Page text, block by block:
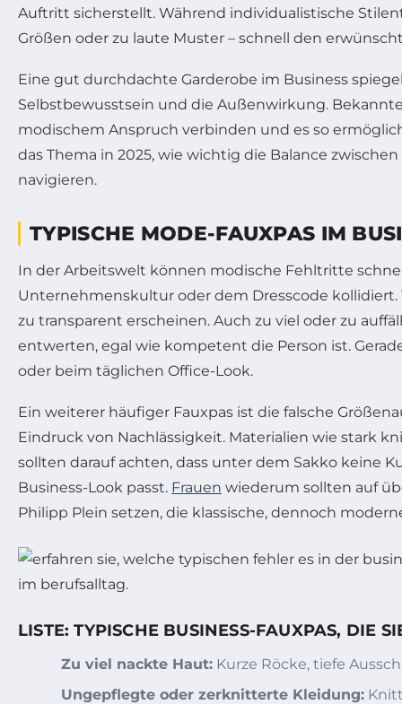
Auftritt sicherstellt. Während individualistische
Größen oder zu laute Muster – schnell den
Eine gut durchdachte Garderobe im Business
Selbstbewusstsein und die Außenwirkung.
modischem Anspruch verbinden und es so
das Thema in 2025, wie wichtig die Balance
navigieren.
TYPISCHE MODE-FAUXPAS IM
In der Arbeitswelt können modische Fehltritte
Unternehmenskultur oder dem Dresscode kollidiert.
zu transparent erscheinen. Auch zu viel oder zu
entwerten, egal wie kompetent die Person ist.
oder beim täglichen Office-Look.
Ein weiterer häufiger Fauxpas ist die falsche
Eindruck von Nachlässigkeit. Materialien wie stark
sollten darauf achten, dass unter dem Sakko keine
Business-Look passt. Frauen wiederum sollten auf
Philipp Plein setzen, die klassische, dennoch
LISTE: TYPISCHE BUSINESS-FAUXPAS, DIE
Zu viel nackte Haut: Kurze Röcke, tiefe
Ungepflegte oder zerknitterte Kleidung: